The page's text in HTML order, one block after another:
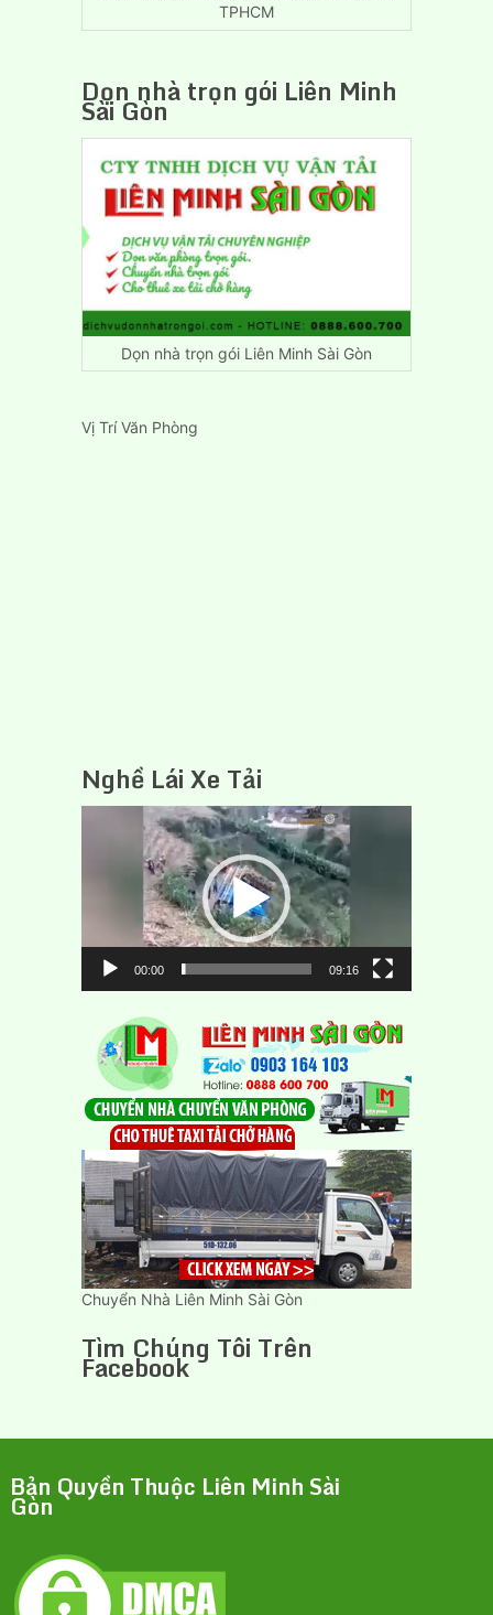
TPHCM
Dọn nhà trọn gói Liên Minh
Sài Gòn
Dọn nhà trọn gói Liên Minh Sài Gòn
Vị Trí Văn Phòng
Nghề Lái Xe Tải
00:00 09:16
Chuyển Nhà Liên Minh Sài Gòn
Tìm Chúng Tôi Trên
Facebook
Bản Quyền Thuộc Liên Minh Sài
Gòn